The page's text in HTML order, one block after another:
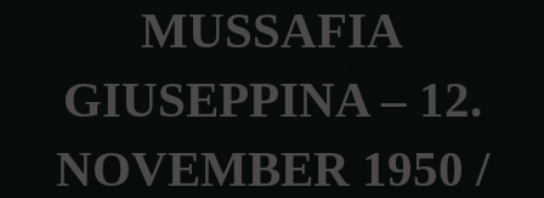
MUSSAFIA
GIUSEPPINA – 12.
NOVEMBER 1950 /